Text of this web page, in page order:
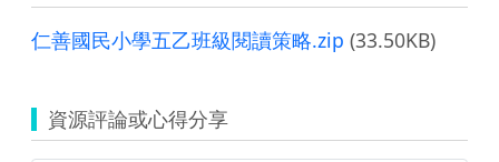
仁善國民小學五乙班級閱讀策略.zip (33.50KB)
資源評論或心得分享